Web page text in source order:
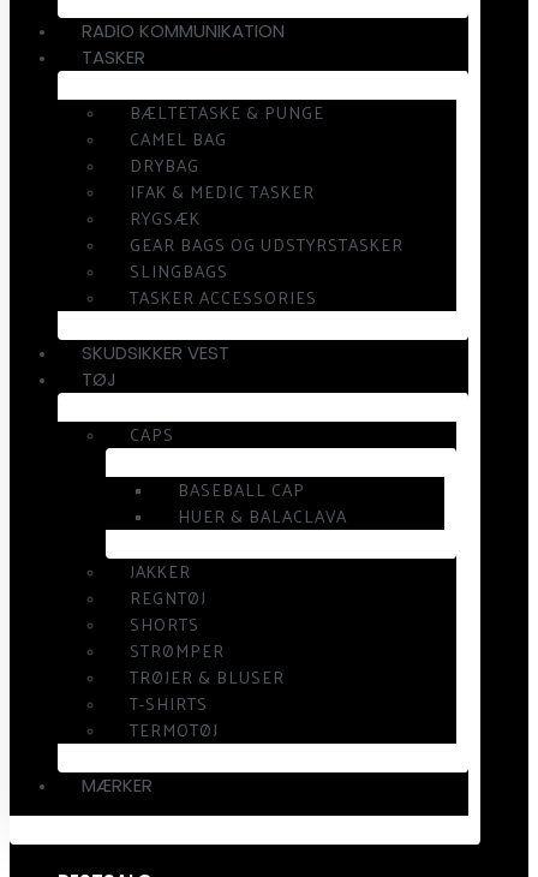
RADIO KOMMUNIKATION
TASKER
BÆLTETASKE & PUNGE
CAMEL BAG
DRYBAG
IFAK & MEDIC TASKER
RYGSÆK
GEAR BAGS OG UDSTYRSTASKER
SLINGBAGS
TASKER ACCESSORIES
SKUDSIKKER VEST
TØJ
CAPS
BASEBALL CAP
HUER & BALACLAVA
JAKKER
REGNTØJ
SHORTS
STRØMPER
TRØJER & BLUSER
T-SHIRTS
TERMOTØJ
MÆRKER